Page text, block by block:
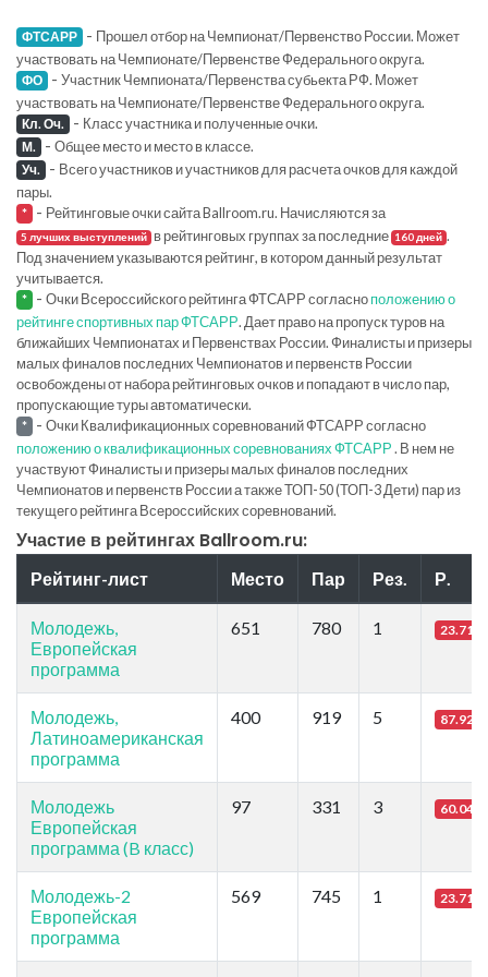
ФТСАРР - Прошел отбор на Чемпионат/Первенство России. Может
участвовать на Чемпионате/Первенстве Федерального округа.
ФО - Участник Чемпионата/Первенства субьекта РФ. Может
участвовать на Чемпионате/Первенстве Федерального округа.
Кл. Оч. - Класс участника и полученные очки.
М. - Общее место и место в классе.
Уч. - Всего участников и участников для расчета очков для каждой
пары.
* - Рейтинговые очки сайта Ballroom.ru. Начисляются за
5 лучших выступлений в рейтинговых группах за последние 160 дней .
Под значением указываются рейтинг, в котором данный результат
учитывается.
* - Очки Всероссийского рейтинга ФТСАРР согласноположению о
рейтинге спортивных пар ФТСАРР. Дает право на пропуск туров на
ближайших Чемпионатах и Первенствах России. Финалисты и призеры
малых финалов последних Чемпионатов и первенств России
освобождены от набора рейтинговых очков и попадают в число пар,
пропускающие туры автоматически.
* - Очки Квалификационных соревнований ФТСАРР согласно
положению о квалификационных соревнованиях ФТСАРР. В нем не
участвуют Финалисты и призеры малых финалов последних
Чемпионатов и первенств России а также ТОП-50 (ТОП-3 Дети) пар из
текущего рейтинга Всероссийских соревнований.
Участие в рейтингах Ballroom.ru:
Рейтинг-лист Место Пар Рез. Р.
Молодежь,
Европейская
программа
651 780 1 23.71
Молодежь,
Латиноамериканская
программа
400 919 5 87.92
Молодежь
Европейская
программа (B класс)
97 331 3 60.04
Молодежь-2
Европейская
программа
569 745 1 23.71